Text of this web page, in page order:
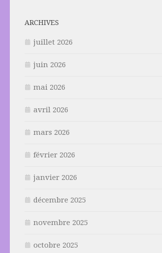
ARCHIVES
juillet 2026
juin 2026
mai 2026
avril 2026
mars 2026
février 2026
janvier 2026
décembre 2025
novembre 2025
octobre 2025